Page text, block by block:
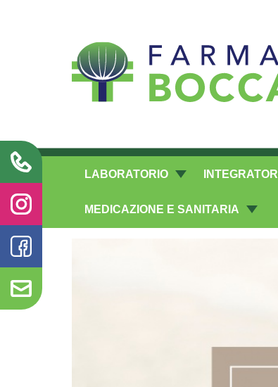
LABORATORIO INTEGRATORI
MEDICAZIONE E SANITARIA